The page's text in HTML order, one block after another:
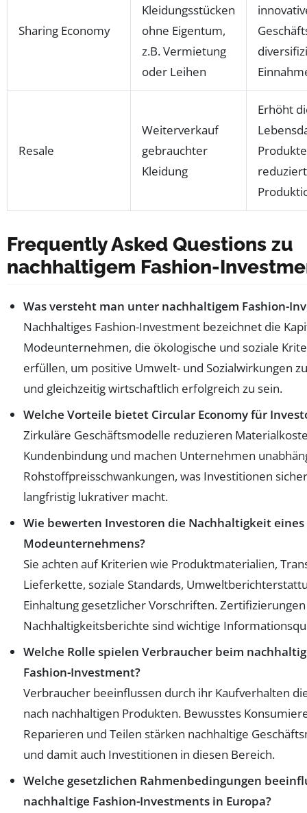
Sharing Economy
Kleidungsstücken
ohne Eigentum,
z.B. Vermietung
oder Leihen
Resale
Weiterverkauf
gebrauchter
Kleidung
Erhöht
reduziert
Frequently Asked Questions zu
nachhaltigem Fashion-
Was versteht man unter nachhaltigem Fashion-
Nachhaltiges Fashion-Investment bezeichnet die
Modeunternehmen, die ökologische und soziale
erfüllen, um positive Umwelt- und Sozialwirkungen
und gleichzeitig wirtschaftlich erfolgreich zu sein.
Welche Vorteile bietet Circular Economy für
Zirkuläre Geschäftsmodelle reduzieren
Kundenbindung und machen Unternehmen
Rohstoffpreisschwankungen, was Investitionen
langfristig lukrativer macht.
Wie bewerten Investoren die Nachhaltigkeit eines
Modeunternehmens?
Sie achten auf Kriterien wie Produktmaterialien,
Lieferkette, soziale Standards,
Einhaltung gesetzlicher Vorschriften.
Nachhaltigkeitsberichte sind wichtige
Welche Rolle spielen Verbraucher beim
Fashion-Investment?
Verbraucher beeinflussen durch ihr Kaufverhalten
nach nachhaltigen Produkten. Bewusstes
Reparieren und Teilen stärken nachhaltige
und damit auch Investitionen in diesen Bereich.
Welche gesetzlichen Rahmenbedingungen
nachhaltige Fashion-Investments in Europa?